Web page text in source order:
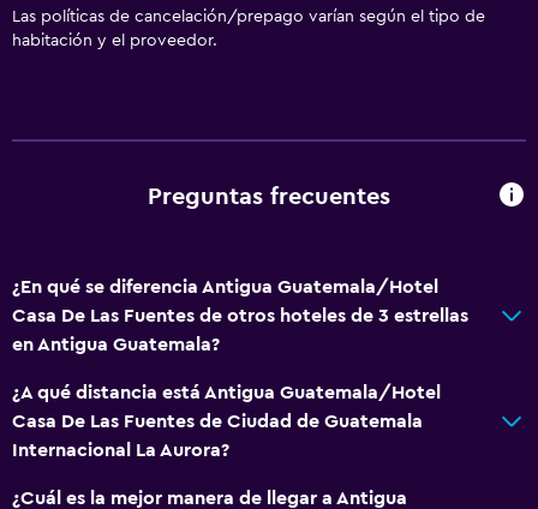
Las políticas de cancelación/prepago varían según el tipo de
habitación y el proveedor.
Preguntas frecuentes
¿En qué se diferencia Antigua Guatemala/Hotel
Casa De Las Fuentes de otros hoteles de 3 estrellas
en Antigua Guatemala?
¿A qué distancia está Antigua Guatemala/Hotel
Casa De Las Fuentes de Ciudad de Guatemala
Internacional La Aurora?
¿Cuál es la mejor manera de llegar a Antigua